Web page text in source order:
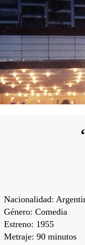
Nacionalidad:
Género: Comedia
Estreno: 1955
Metraje: 90 minutos